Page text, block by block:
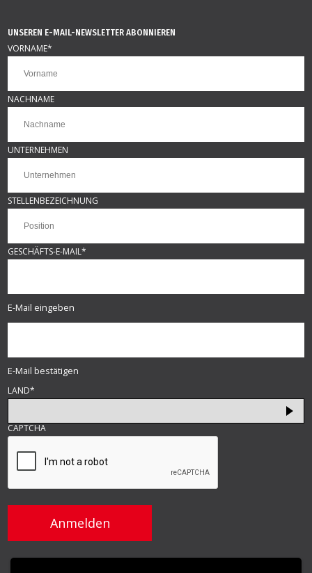
UNSEREN E-MAIL-NEWSLETTER ABONNIEREN
VORNAME*
NACHNAME
UNTERNEHMEN
STELLENBEZEICHNUNG
GESCHÄFTS-E-MAIL*
E-Mail eingeben
E-Mail bestätigen
LAND*
CAPTCHA